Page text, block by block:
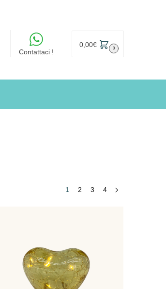
Contattaci !
0,00€ 0
1 2 3 4